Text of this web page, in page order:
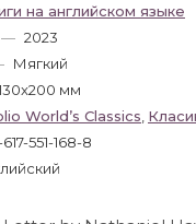
на английском языке
— 2023
Мягкий
мм
World’s Classics
551-168-8